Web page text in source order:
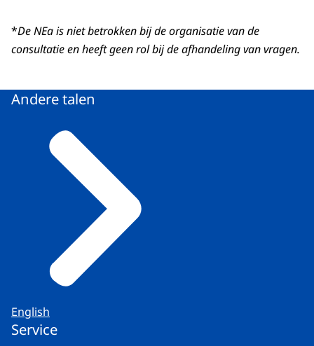
*De NEa is niet betrokken bij de organisatie van de
consultatie en heeft geen rol bij de afhandeling van vragen.
Andere talen
English
Service